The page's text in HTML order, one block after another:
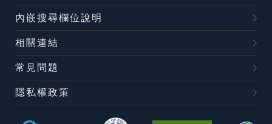
內嵌搜尋欄位說明
相關連結
常見問題
隱私權政策